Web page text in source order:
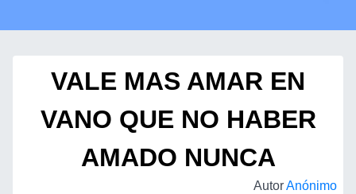
VALE MAS AMAR EN
VANO QUE NO HABER
AMADO NUNCA
AutorAnónimo